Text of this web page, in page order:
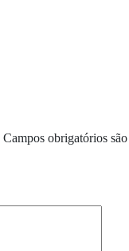
Campos obrigatórios são